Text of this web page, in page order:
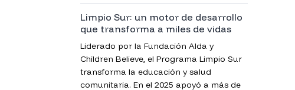
Limpio Sur: un motor de desarrollo
que transforma a miles de vidas
Liderado por la Fundación Alda y
Children Believe, el Programa Limpio Sur
transforma la educación y salud
comunitaria. En el 2025 apoyó a más de